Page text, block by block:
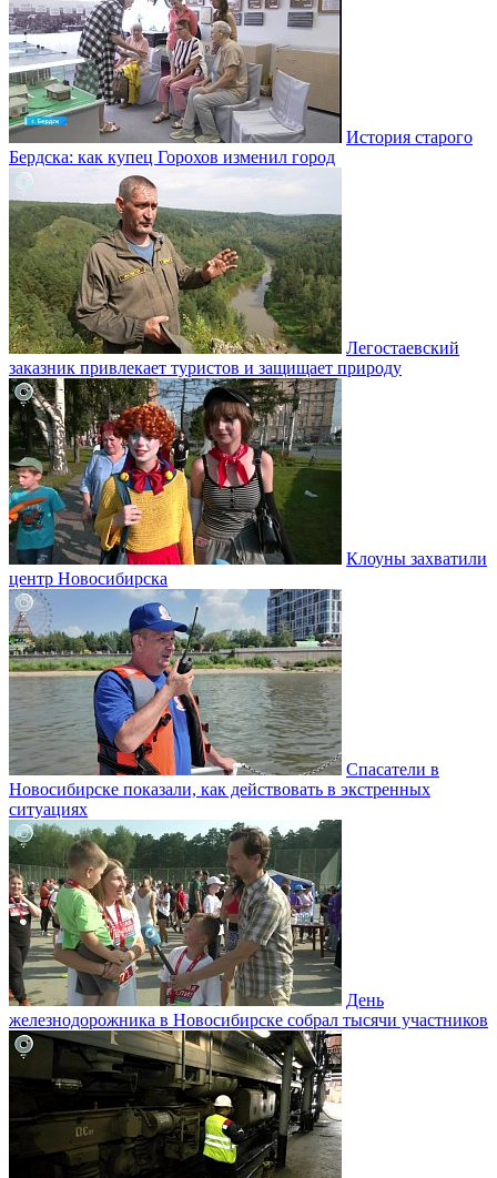
История старого
Бердска: как купец Горохов изменил город
Легостаевский
заказник привлекает туристов и защищает природу
Клоуны захватили
центр Новосибирска
Спасатели в
Новосибирске показали, как действовать в экстренных
ситуациях
День
железнодорожника в Новосибирске собрал тысячи участников